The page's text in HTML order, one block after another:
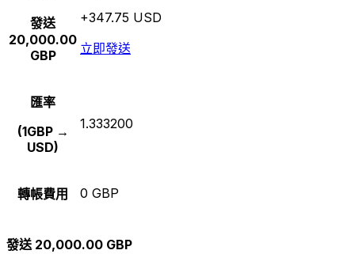
發送
20,000.00
GBP
+347.75 USD
立即發送
匯率
(1GBP →
USD)
1.333200
轉帳費用 0 GBP
發送 20,000.00 GBP